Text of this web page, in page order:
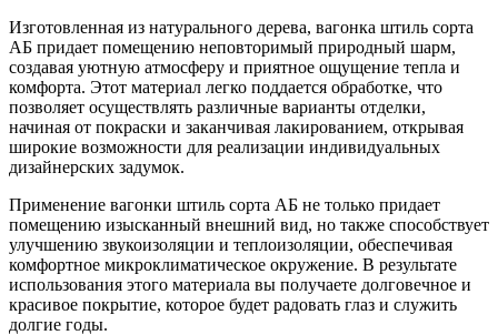
Изготовленная из натурального дерева, вагонка штиль сорта
АБ придает помещению неповторимый природный шарм,
создавая уютную атмосферу и приятное ощущение тепла и
комфорта. Этот материал легко поддается обработке, что
позволяет осуществлять различные варианты отделки,
начиная от покраски и заканчивая лакированием, открывая
широкие возможности для реализации индивидуальных
дизайнерских задумок.
Применение вагонки штиль сорта АБ не только придает
помещению изысканный внешний вид, но также способствует
улучшению звукоизоляции и теплоизоляции, обеспечивая
комфортное микроклиматическое окружение. В результате
использования этого материала вы получаете долговечное и
красивое покрытие, которое будет радовать глаз и служить
долгие годы.